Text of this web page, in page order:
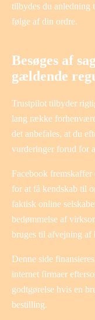
tilbydes du anledning
følge af din ordre.
Besøges af
gældende
Trustpilot tilbyder
lang række
det anbefales, at du
vurderinger forud for
Facebook
for at få kendskab til
faktisk online
bedømmelse af
bruges til afvejning af
Denne side
internet firmaer
godtgørelse hvis en
bestilling.